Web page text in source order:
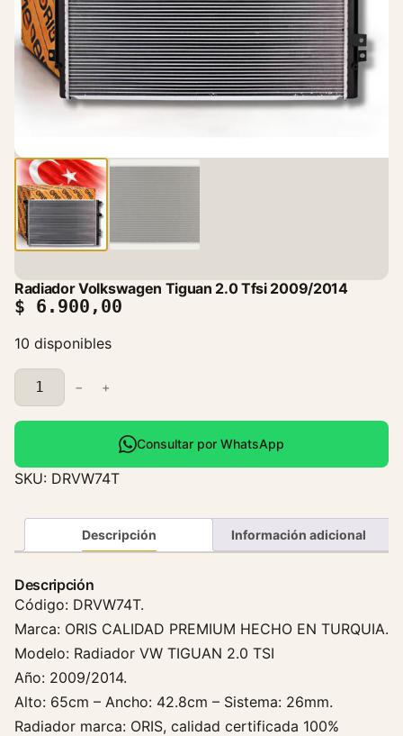
Radiador Volkswagen Tiguan 2.0 Tfsi 2009/2014
$ 6.900,00
10 disponibles
R
a
d
a
d
V
l
k
s
w
a
g
e
− +
Consultar por WhatsApp
SKU: DRVW74T
Descripción Información adicional
Descripción
Código: DRVW74T.
Marca: ORIS CALIDAD PREMIUM HECHO EN TURQUIA.
Modelo: Radiador VW TIGUAN 2.0 TSI
Año: 2009/2014.
Alto: 65cm – Ancho: 42.8cm – Sistema: 26mm.
Radiador marca: ORIS, calidad certificada 100%